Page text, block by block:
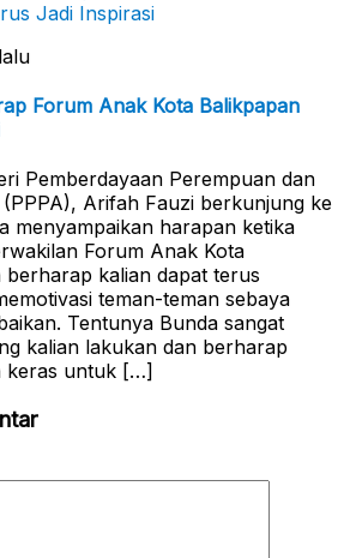
Forum Anak Kota Balikpapan
Pemberdayaan Perempuan dan
Arifah Fauzi berkunjung ke
menyampaikan harapan ketika
Forum Anak Kota
berharap kalian dapat terus
teman-teman sebaya
Tentunya Bunda sangat
kalian lakukan dan berharap
keras untuk […]